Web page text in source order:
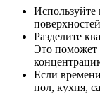
Используйте
Разделите
Это поможет
Если
пол, кухня,